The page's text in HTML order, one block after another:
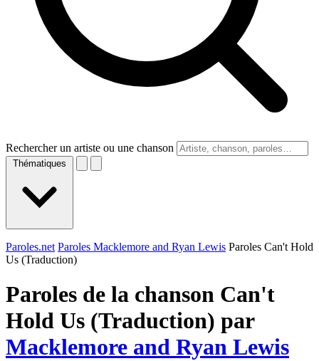
Rechercher un artiste ou une chanson
Thématiques
Paroles.net Paroles Macklemore and Ryan Lewis Paroles Can't Hold
Us (Traduction)
Paroles de la chanson Can't
Hold Us (Traduction) par
Macklemore and Ryan Lewis